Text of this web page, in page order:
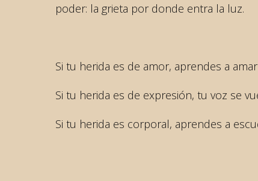
poder: la grieta por donde entra la luz.
Si tu herida es de amor, aprendes a
Si tu herida es de expresión, tu voz se
Si tu herida es corporal, aprendes a